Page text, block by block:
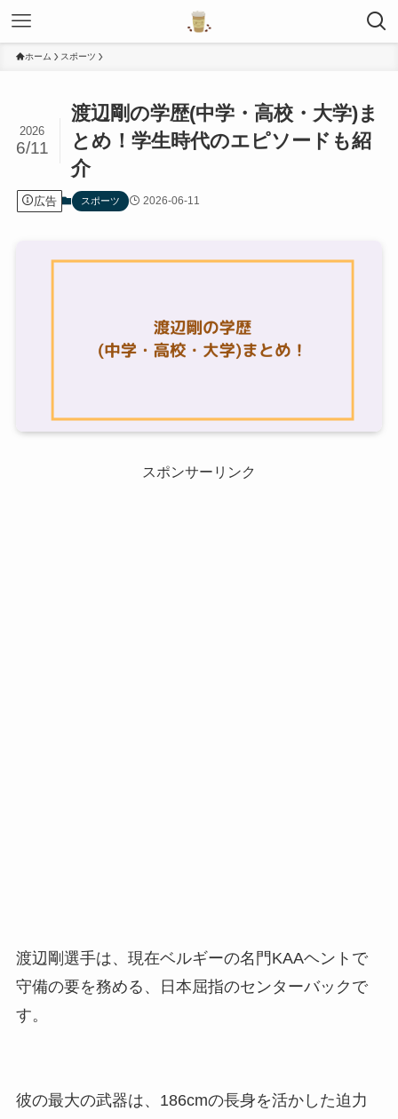
ホーム スポーツ
渡辺剛の学歴(中学・高校・大学)ま
とめ！学生時代のエピソードも紹
介
2026
6/11
広告 スポーツ 2026-06-11
スポンサーリンク
渡辺剛選手は、現在ベルギーの名門KAAヘントで
守備の要を務める、日本屈指のセンターバックで
す。
彼の最大の武器は、186cmの長身を活かした迫力